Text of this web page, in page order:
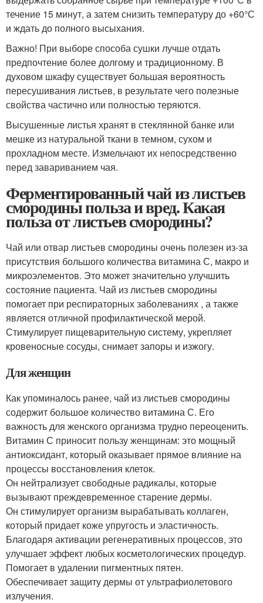
течение 15 минут, а затем снизить температуру до +60°С
и ждать до полного высыхания.
Важно! При выборе способа сушки лучше отдать
предпочтение более долгому и традиционному. В
духовом шкафу существует большая вероятность
пересушивания листьев, в результате чего полезные
свойства частично или полностью теряются.
Высушенные листья хранят в стеклянной банке или
мешке из натуральной ткани в темном, сухом и
прохладном месте. Измельчают их непосредственно
перед завариванием чая.
Ферментированный чай из листьев
смородины польза и вред. Какая
польза от листьев смородины?
Чай или отвар листьев смородины очень полезен из-за
присутствия большого количества витамина С, макро и
микроэлементов. Это может значительно улучшить
состояние пациента. Чай из листьев смородины
помогает при респираторных заболеваниях , а также
является отличной профилактической мерой.
Стимулирует пищеварительную систему, укрепляет
кровеносные сосуды, снимает запоры и изжогу.
Для женщин
Как упоминалось ранее, чай из листьев смородины
содержит большое количество витамина С. Его
важность для женского организма трудно переоценить.
Витамин С приносит пользу женщинам: это мощный
антиоксидант, который оказывает прямое влияние на
процессы восстановления клеток.
Он нейтрализует свободные радикалы, которые
вызывают преждевременное старение дермы.
Он стимулирует организм вырабатывать коллаген,
который придает коже упругость и эластичность.
Благодаря активации регенеративных процессов, это
улучшает эффект любых косметологических процедур.
Помогает в удалении пигментных пятен.
Обеспечивает защиту дермы от ультрафиолетового
излучения.